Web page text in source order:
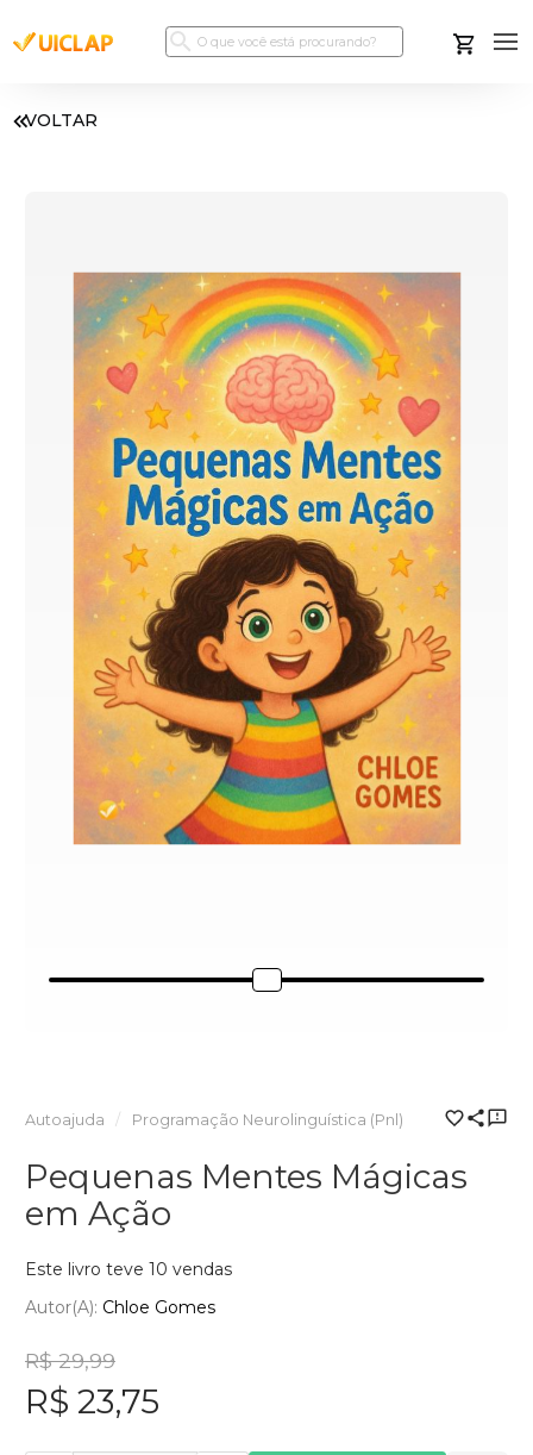
VOLTAR
Autoajuda Programação Neurolinguística (Pnl)
Pequenas Mentes Mágicas
em Ação
Este livro teve 10 vendas
Autor(a): Chloe Gomes
R$ 29,99
R$ 23,75